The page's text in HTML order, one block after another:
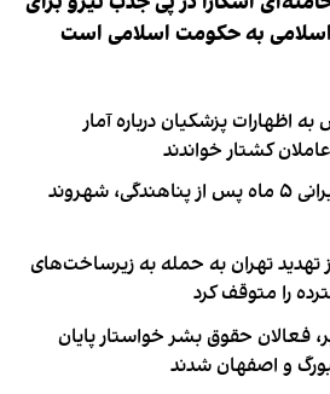
به حکومت اسلامی است
اظهارات پزشکیان درباره آمار
عاملان کشتار خواندند
دو فوتبالیست زن ایرانی ۵ ماه پس از پناهندگی، شهروند
تهدید تهران به حمله به زیرساخت‌های
را متوقف کرد
فعالان حقوق بشر خواستار پایان
و اصفهان شدند